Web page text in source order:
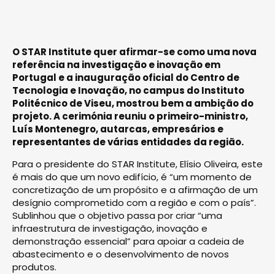
O STAR Institute quer afirmar-se como uma nova
referência na investigação e inovação em
Portugal e a inauguração oficial do Centro de
Tecnologia e Inovação, no campus do Instituto
Politécnico de Viseu, mostrou bem a ambição do
projeto. A cerimónia reuniu o primeiro-ministro,
Luís Montenegro, autarcas, empresários e
representantes de várias entidades da região.
Para o presidente do STAR Institute, Elísio Oliveira, este
é mais do que um novo edifício, é “um momento de
concretização de um propósito e a afirmação de um
desígnio comprometido com a região e com o país”.
Sublinhou que o objetivo passa por criar “uma
infraestrutura de investigação, inovação e
demonstração essencial” para apoiar a cadeia de
abastecimento e o desenvolvimento de novos
produtos.